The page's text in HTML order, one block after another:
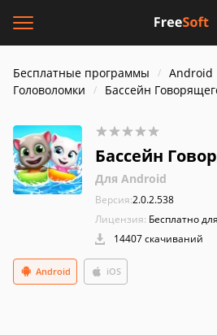
Бесплатные программы Android
Головоломки
Бассейн
Бассейн
Для Android
Версия:2.0.2.538
Лицензия: Бесплатно
14407 скачиваний
Android iOS